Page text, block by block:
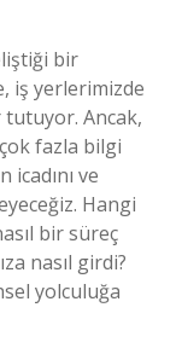
bir
iş yerlerimizde
tutuyor. Ancak,
fazla bilgi
ve
Hangi
bir süreç
nasıl girdi?
yolculuğa